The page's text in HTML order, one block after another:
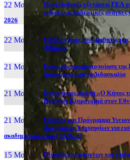
22 Μαι, 26
Πανελλαδικές εξετάσεις ΓΕΛ
ειδικές εκπαιδευτικές
2026
22 Μαι, 26
Οδηγίες προς τους μαθητές
Αθηνών
21 Μαι, 26
Επιτυχής πραγματοποίηση της
Διαφοροποιημένη Διδασκαλία
21 Μαι, 26
Καινοτόμος δράση «Ο Κήπος
Βιώσιμη Κληρονομιά στον
21 Μαι, 26
Οδηγίες και Πρόγραμμα
Δοκιμασίας Υποψηφίων για
ακαδημαϊκού έτους 2026-27
15 Μαι, 26 Πίνακας επιτυχόντων και